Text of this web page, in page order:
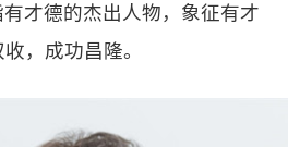
才德的杰出人物，象征有才
，成功昌隆。